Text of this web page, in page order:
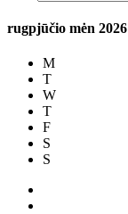
rugpjūčio mėn 2026
M
T
W
T
F
S
S